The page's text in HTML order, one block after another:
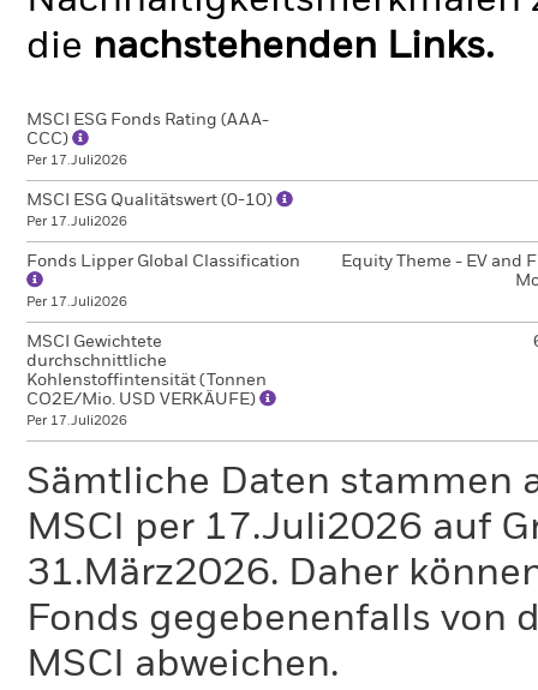
die nachstehenden Links.
MSCI ESG Fonds Rating (AAA-
CCC)
Per 17.Juli2026
MSCI ESG Qualitätswert (0-10)
Per 17.Juli2026
Fonds Lipper Global Classification
Per 17.Juli2026
Equity Theme - EV and
MSCI Gewichtete
durchschnittliche
Kohlenstoffintensität (Tonnen
CO2E/Mio. USD VERKÄUFE)
Per 17.Juli2026
Sämtliche Daten stammen
MSCI per 17.Juli2026 auf
31.März2026. Daher
Fonds gegebenenfalls von
MSCI abweichen.